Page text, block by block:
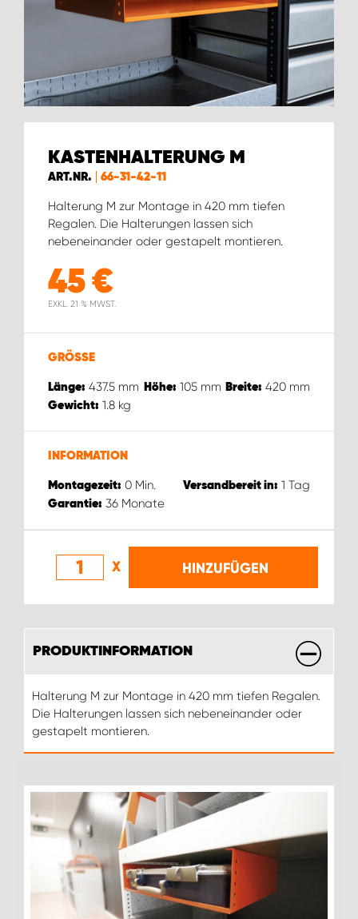
KASTENHALTERUNG M
ART.NR. 66-31-42-11
Halterung M zur Montage in 420 mm tiefen
Regalen. Die Halterungen lassen sich
nebeneinander oder gestapelt montieren.
45€
EXKL. 21 % MWST.
GRÖSSE
Länge: 437.5 mm Höhe: 105 mm Breite: 420 mm
Gewicht: 1.8 kg
INFORMATION
Montagezeit: 0 Min. Versandbereit in: 1 Tag
Garantie: 36 Monate
X HINZUFÜGEN
PRODUKTINFORMATION
Halterung M zur Montage in 420 mm tiefen Regalen.
Die Halterungen lassen sich nebeneinander oder
gestapelt montieren.
WORK SYSTEM BRÜSSEL
WORK SYSTEM NAMEN